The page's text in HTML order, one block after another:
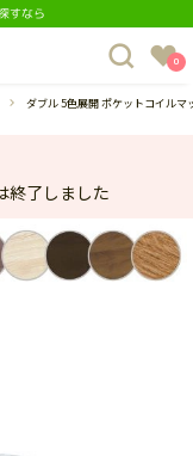
すなら
0
ダブル 5色展開 ポケットコイル
終了しました